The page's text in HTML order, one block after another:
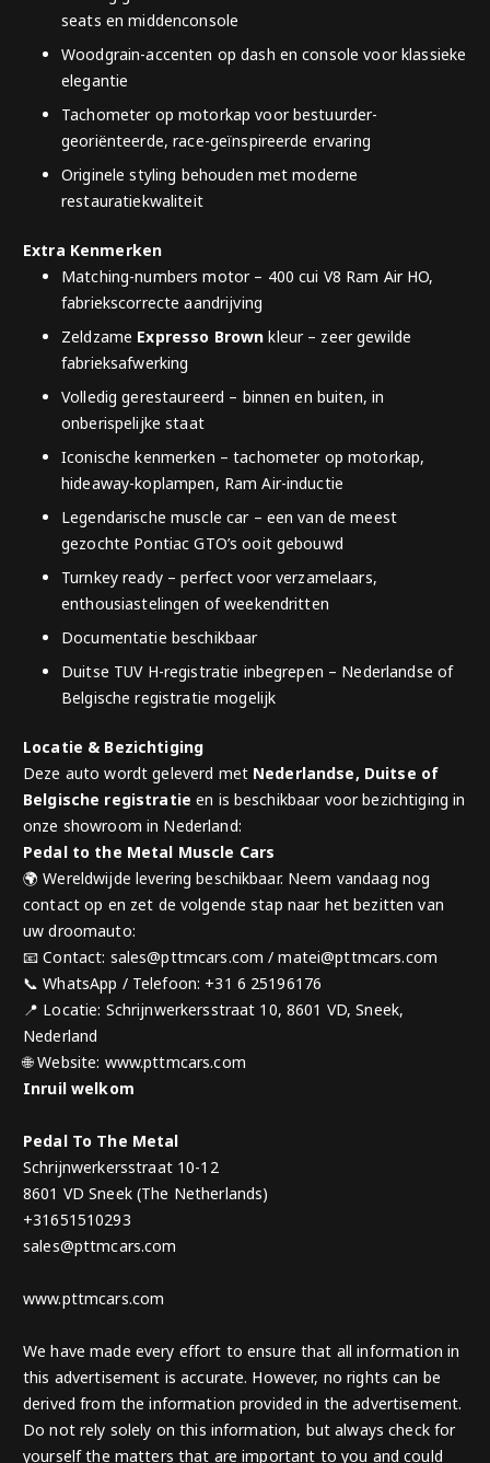
seats en middenconsole
Woodgrain-accenten op dash en console voor klassieke
elegantie
Tachometer op motorkap voor bestuurder-
georiënteerde, race-geïnspireerde ervaring
Originele styling behouden met moderne
restauratiekwaliteit
Extra Kenmerken
Matching-numbers motor – 400 cui V8 Ram Air HO,
fabriekscorrecte aandrijving
Zeldzame Expresso Brown kleur – zeer gewilde
fabrieksafwerking
Volledig gerestaureerd – binnen en buiten, in
onberispelijke staat
Iconische kenmerken – tachometer op motorkap,
hideaway-koplampen, Ram Air-inductie
Legendarische muscle car – een van de meest
gezochte Pontiac GTO’s ooit gebouwd
Turnkey ready – perfect voor verzamelaars,
enthousiastelingen of weekendritten
Documentatie beschikbaar
Duitse TUV H-registratie inbegrepen – Nederlandse of
Belgische registratie mogelijk
Locatie & Bezichtiging
Deze auto wordt geleverd met Nederlandse, Duitse of
Belgische registratie en is beschikbaar voor bezichtiging in
onze showroom in Nederland:
Pedal to the Metal Muscle Cars
🌍 Wereldwijde levering beschikbaar. Neem vandaag nog
contact op en zet de volgende stap naar het bezitten van
uw droomauto:
📧 Contact: sales@pttmcars.com / matei@pttmcars.com
📞 WhatsApp / Telefoon: +31 6 25196176
📍 Locatie: Schrijnwerkersstraat 10, 8601 VD, Sneek,
Nederland
🌐 Website: www.pttmcars.com
Inruil welkom
Pedal To The Metal
Schrijnwerkersstraat 10-12
8601 VD Sneek (The Netherlands)
+31651510293
sales@pttmcars.com
www.pttmcars.com
We have made every effort to ensure that all information in
this advertisement is accurate. However, no rights can be
derived from the information provided in the advertisement.
Do not rely solely on this information, but always check for
yourself the matters that are important to you and could